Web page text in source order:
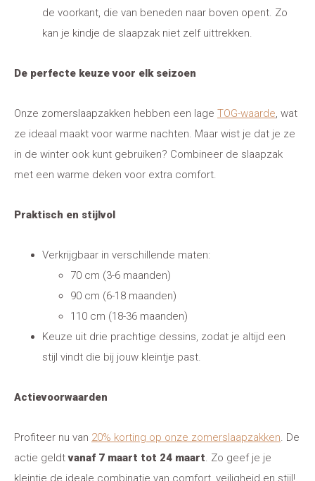
de voorkant, die van beneden naar boven opent. Zo
kan je kindje de slaapzak niet zelf uittrekken.
De perfecte keuze voor elk seizoen
Onze zomerslaapzakken hebben een lage TOG-waarde, wat
ze ideaal maakt voor warme nachten. Maar wist je dat je ze
in de winter ook kunt gebruiken? Combineer de slaapzak
met een warme deken voor extra comfort.
Praktisch en stijlvol
Verkrijgbaar in verschillende maten:
70 cm (3-6 maanden)
90 cm (6-18 maanden)
110 cm (18-36 maanden)
Keuze uit drie prachtige dessins, zodat je altijd een
stijl vindt die bij jouw kleintje past.
Actievoorwaarden
Profiteer nu van 20% korting op onze zomerslaapzakken. De
actie geldtvanaf 7 maart tot 24 maart. Zo geef je je
kleintje de ideale combinatie van comfort, veiligheid en stijl!